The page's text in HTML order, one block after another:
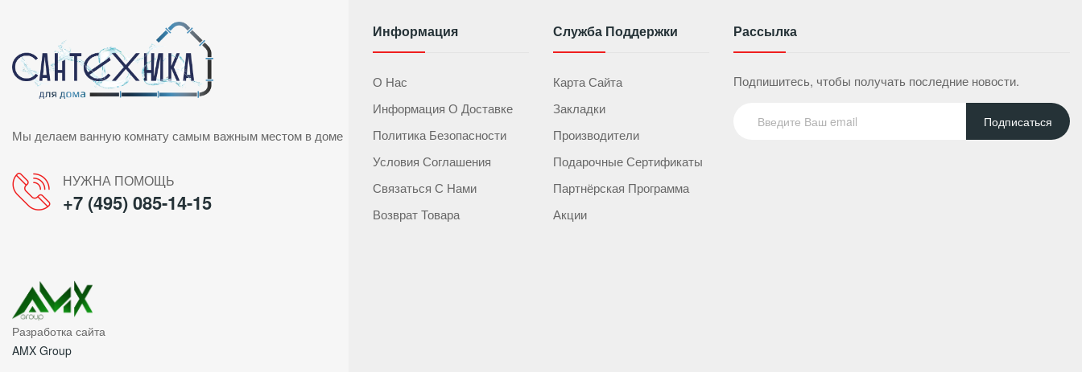
Мы делаем ванную комнату самым важным местом в доме
НУЖНА ПОМОЩЬ
+7 (495) 085-14-15
Информация
О Нас
Информация О Доставке
Политика Безопасности
Условия Соглашения
Связаться С Нами
Возврат Товара
Служба Поддержки
Карта Сайта
Закладки
Производители
Подарочные Сертификаты
Партнёрская Программа
Акции
Рассылка
Подпишитесь, чтобы получать последние новости.
Подписаться
Разработка сайта
AMX Group